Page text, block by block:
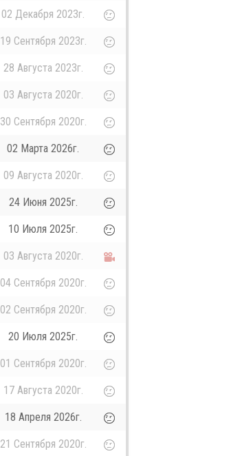
02 Декабря 2023г.
19 Сентября 2023г.
28 Августа 2023г.
03 Августа 2020г.
30 Сентября 2020г.
02 Марта 2026г.
09 Августа 2020г.
24 Июня 2025г.
10 Июля 2025г.
03 Августа 2020г.
04 Сентября 2020г.
02 Сентября 2020г.
20 Июля 2025г.
01 Сентября 2020г.
17 Августа 2020г.
18 Апреля 2026г.
21 Сентября 2020г.